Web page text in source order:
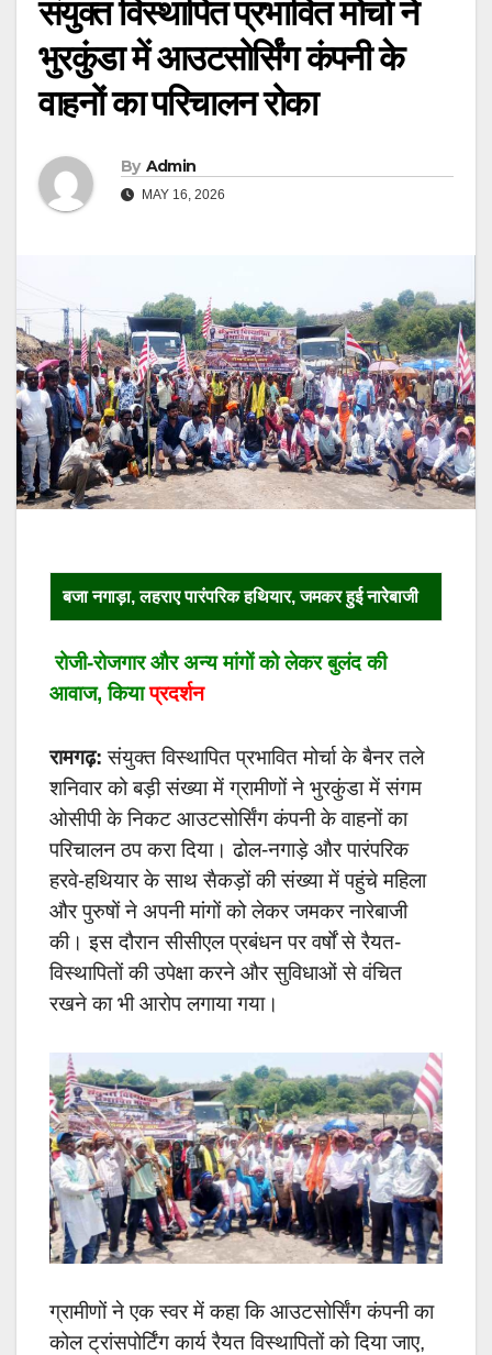
संयुक्त विस्थापित प्रभावित मोर्चा ने
भुरकुंडा में आउटसोर्सिंग कंपनी के
वाहनों का परिचालन रोका
By Admin
MAY 16, 2026
बजा नगाड़ा, लहराए पारंपरिक हथियार, जमकर हुई नारेबाजी
रोजी-रोजगार और अन्य मांगों को लेकर बुलंद की
आवाज, कियाप्रदर्शन
रामगढ़: संयुक्त विस्थापित प्रभावित मोर्चा के बैनर तले
शनिवार को बड़ी संख्या में ग्रामीणों ने भुरकुंडा में संगम
ओसीपी के निकट आउटसोर्सिंग कंपनी के वाहनों का
परिचालन ठप करा दिया। ढोल-नगाड़े और पारंपरिक
हरवे-हथियार के साथ सैकड़ों की संख्या में पहुंचे महिला
और पुरुषों ने अपनी मांगों को लेकर जमकर नारेबाजी
की। इस दौरान सीसीएल प्रबंधन पर वर्षों से रैयत-
विस्थापितों की उपेक्षा करने और सुविधाओं से वंचित
रखने का भी आरोप लगाया गया।
ग्रामीणों ने एक स्वर में कहा कि आउटसोर्सिंग कंपनी का
कोल ट्रांसपोर्टिंग कार्य रैयत विस्थापितों को दिया जाए,